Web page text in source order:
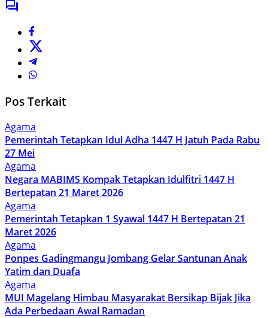
Pos Terkait
Agama
Pemerintah Tetapkan Idul Adha 1447 H Jatuh Pada Rabu
27 Mei
Agama
Negara MABIMS Kompak Tetapkan Idulfitri 1447 H
Bertepatan 21 Maret 2026
Agama
Pemerintah Tetapkan 1 Syawal 1447 H Bertepatan 21
Maret 2026
Agama
Ponpes Gadingmangu Jombang Gelar Santunan Anak
Yatim dan Duafa
Agama
MUI Magelang Himbau Masyarakat Bersikap Bijak Jika
Ada Perbedaan Awal Ramadan